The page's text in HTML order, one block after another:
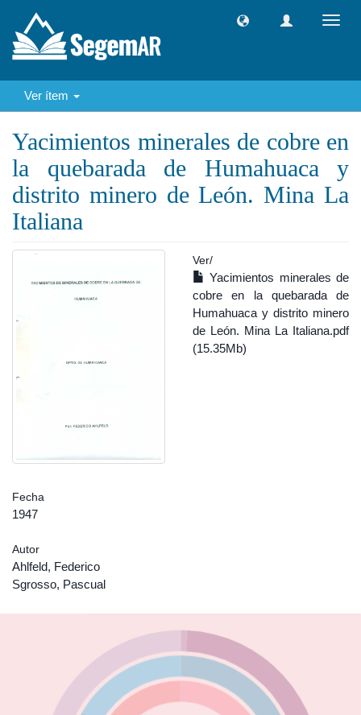
Ver ítem
Yacimientos minerales de cobre en
la quebarada de Humahuaca y
distrito minero de León. Mina La
Italiana
Ver/
Yacimientos minerales de
cobre en la quebarada de
Humahuaca y distrito minero
de León. Mina La Italiana.pdf
(15.35Mb)
Fecha
1947
Autor
Ahlfeld, Federico
Sgrosso, Pascual